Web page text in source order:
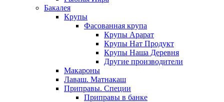
Бакалея
Крупы
Фасованная крупа
Крупы Арарат
Крупы Нат Продукт
Крупы Наша Деревня
Другие производители
Макароны
Лаваш. Матнакаш
Приправы. Специи
Приправы в банке